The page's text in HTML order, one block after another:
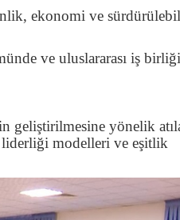
ekonomi ve
ve uluslararası iş
geliştirilmesine yönelik
liderliği modelleri ve eşitlik